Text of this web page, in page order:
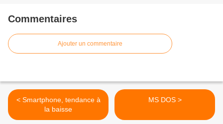
Commentaires
Ajouter un commentaire
< Smartphone, tendance à
la baisse
MS DOS >